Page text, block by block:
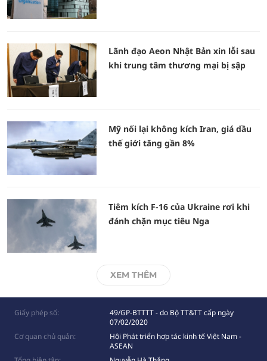
Lãnh đạo Aeon Nhật Bản xin lỗi sau
khi trung tâm thương mại bị sập
Mỹ nối lại không kích Iran, giá dầu
thế giới tăng gần 8%
Tiêm kích F-16 của Ukraine rơi khi
đánh chặn mục tiêu Nga
XEM THÊM
Giấy phép số:
49/GP-BTTTT - do Bộ TT&TT cấp ngày
07/02/2020
Cơ quan chủ quản:
Hội Phát triển hợp tác kinh tế Việt Nam -
ASEAN